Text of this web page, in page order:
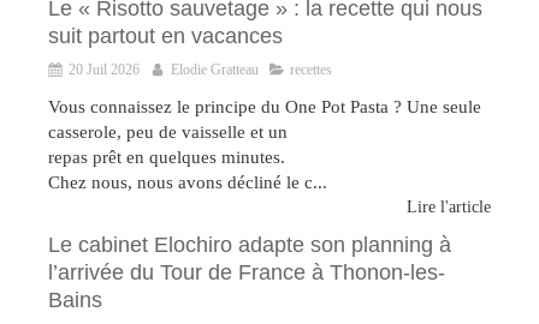
Le « Risotto sauvetage » : la recette qui nous
suit partout en vacances
20 Juil 2026 Elodie Gratteau recettes
Vous connaissez le principe du One Pot Pasta ? Une seule
casserole, peu de vaisselle et un
repas prêt en quelques minutes.
Chez nous, nous avons décliné le c...
Lire l'article
Le cabinet Elochiro adapte son planning à
l’arrivée du Tour de France à Thonon-les-
Bains